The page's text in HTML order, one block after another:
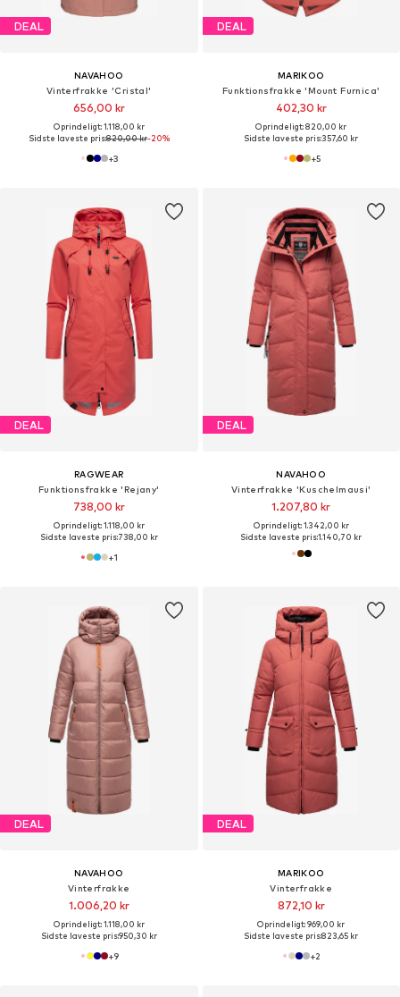
DEAL
NAVAHOO
Vinterfrakke 'Cristal'
656,00 kr
Oprindeligt: 1.118,00 kr
Sidste laveste pris:820,00 kr-20%
+3
DEAL
MARIKOO
Funktionsfrakke 'Mount Furnica'
402,30 kr
Oprindeligt: 820,00 kr
Sidste laveste pris:357,60 kr
+5
DEAL
RAGWEAR
Funktionsfrakke 'Rejany'
738,00 kr
Oprindeligt: 1.118,00 kr
Sidste laveste pris:738,00 kr
+1
DEAL
NAVAHOO
Vinterfrakke 'Kuschelmausi'
1.207,80 kr
Oprindeligt: 1.342,00 kr
Sidste laveste pris:1.140,70 kr
DEAL
NAVAHOO
Vinterfrakke
1.006,20 kr
Oprindeligt: 1.118,00 kr
Sidste laveste pris:950,30 kr
+9
DEAL
MARIKOO
Vinterfrakke
872,10 kr
Oprindeligt: 969,00 kr
Sidste laveste pris:823,65 kr
+2